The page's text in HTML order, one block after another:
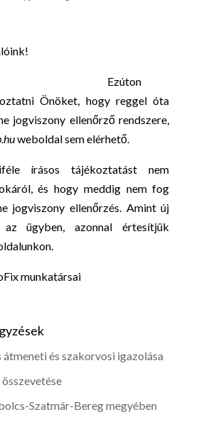
Ezúton
Önöket, hogy reggel óta
jogviszony ellenőrző rendszere,
weboldal sem elérhető.
írásos tájékoztatást nem
és hogy meddig nem fog
jogviszony ellenőrzés. Amint új
ügyben, azonnal értesítjük
munkatársai
és szakorvosi igazolása
Szatmár-Bereg megyében